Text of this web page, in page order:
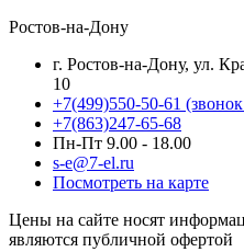
Ростов-на-Дону
г. Ростов-на-Дону, ул.
10
+7(499)550-50-61
+7(863)247-65-68
Пн-Пт 9.00 - 18.00
s-e@7-el.ru
Посмотреть на карте
Цены на сайте носят
являются публичной офертой